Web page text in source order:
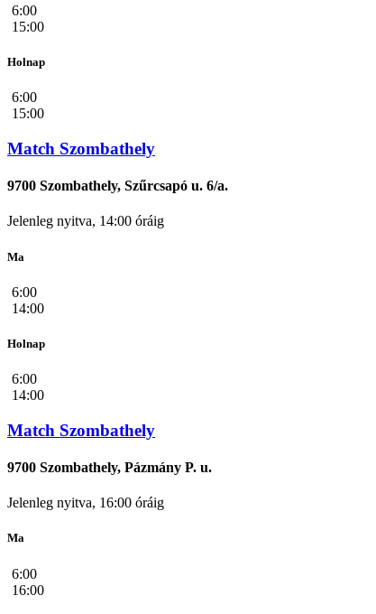
6:00
15:00
Holnap
6:00
15:00
Match Szombathely
9700 Szombathely, Szűrcsapó u. 6/a.
Jelenleg nyitva, 14:00 óráig
Ma
6:00
14:00
Holnap
6:00
14:00
Match Szombathely
9700 Szombathely, Pázmány P. u.
Jelenleg nyitva, 16:00 óráig
Ma
6:00
16:00